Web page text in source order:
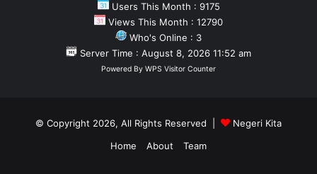
Users This Month : 9175
Views This Month : 12790
Who's Online : 3
Server Time : August 8, 2026 11:52 am
Powered By WPS Visitor Counter
© Copyright 2026, All Rights Reserved |
Negeri Kita
Home
About Team